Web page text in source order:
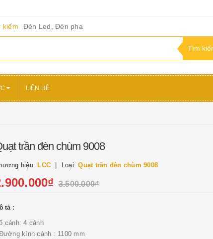
kiếm Đèn Led, Đèn pha
LIÊN HỆ
trần đèn chùm 9008
hiệu: LCC Loại:Quạt trần đèn chùm 9008
3.500.000₫
tả :
cánh: 4 cánh
kính cánh : 1100 mm